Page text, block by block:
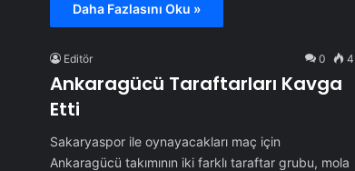
Daha Fazlasını Oku »
Editör 0 4
Ankaragücü Taraftarları Kavga
Etti
Sakaryaspor ile oynayacakları maç için
Ankaragücü takımının iki farklı taraftar grubu, mola